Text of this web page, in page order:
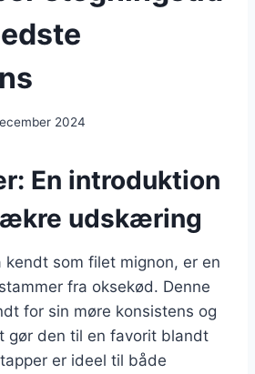
2024
En introduktion
udskæring
kendt som filet mignon, er en
fra oksekød. Denne
for sin møre konsistens og
gør den til en favorit blandt
er ideel til både